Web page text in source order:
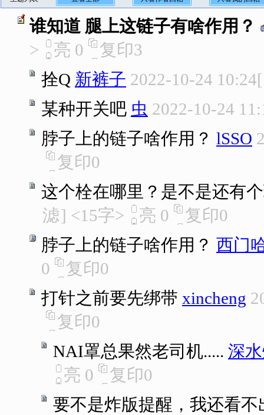
谁知道 腿上这链子有啥作用？
>
亮 0 复印3
拴Q 新裤子 2022-10-24 10:24[
某种开关吧 虫 2022-10-24
脖子上的链子啥作用？ lSSO
复印0
这个栓在哪里？是不是还有
滤] <15字> 亮 0 复印0
脖子上的链子啥作用？ 西门
0
复印0
打针之前要先绑带 xincheng
复印0
NAI罩总果然老司机..... 深
亮 0 复印0
要不是炸版提醒，我还看